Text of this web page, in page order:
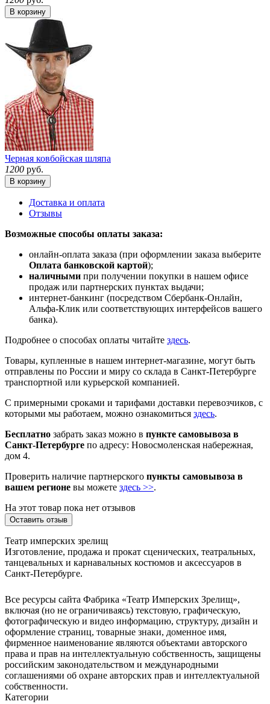
В корзину
Черная ковбойская шляпа
1200 руб.
В корзину
Доставка и оплата
Отзывы
Возможные способы оплаты заказа:
онлайн-оплата заказа (при оформлении заказа выберите
Оплата банковской картой);
наличными при получении покупки в нашем офисе
продаж или партнерских пунктах выдачи;
интернет-банкинг (посредством Сбербанк-Онлайн,
Альфа-Клик или соответствующих интерфейсов вашего
банка).
Подробнее о способах оплаты читайте здесь.
Товары, купленные в нашем интернет-магазине, могут быть
отправлены по России и миру со склада в Санкт-Петербурге
транспортной или курьерской компанией.
С примерными сроками и тарифами доставки перевозчиков, с
которыми мы работаем, можно ознакомиться здесь.
Бесплатно забрать заказ можно в пункте самовывоза в
Санкт-Петербурге по адресу: Новосмоленская набережная,
дом 4.
Проверить наличие партнерского пункты самовывоза в
вашем регионе вы можете здесь >>.
На этот товар пока нет отзывов
Оставить отзыв
Театр имперских зрелищ
Изготовление, продажа и прокат сценических, театральных,
танцевальных и карнавальных костюмов и аксессуаров в
Санкт-Петербурге.
Все ресурсы сайта Фабрика «Театр Имперских Зрелищ»,
включая (но не ограничиваясь) текстовую, графическую,
фотографическую и видео информацию, структуру, дизайн и
оформление страниц, товарные знаки, доменное имя,
фирменное наименование являются объектами авторского
права и прав на интеллектуальную собственность, защищены
российским законодательством и международными
соглашениями об охране авторских прав и интеллектуальной
собственности.
Категории